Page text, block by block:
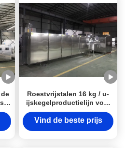
H
Roestvrijstalen 16 kg / u-
ijskegelproductielijn voor
snackvoedselfabriek
Vind de beste prijs